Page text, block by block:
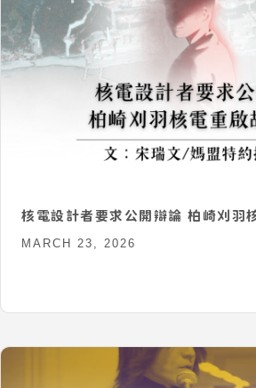
核電設計者要求公開辯論 柏崎刈羽
MARCH 23, 2026